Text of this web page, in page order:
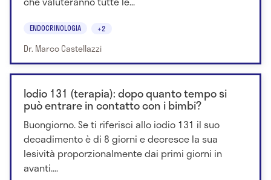
ENDOCRINOLOGIA +2
Dr. Marco Castellazzi
Iodio 131 (terapia): dopo quanto tempo si
può entrare in contatto con i bimbi?
Buongiorno. Se ti riferisci allo iodio 131 il suo
decadimento è di 8 giorni e decresce la sua
lesività proporzionalmente dai primi giorni in
avanti....